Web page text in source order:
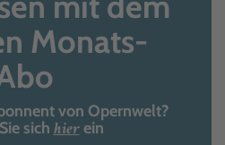
Monats-
von Opernwelt?
sich hierein